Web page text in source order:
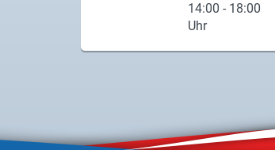
14:00 - 18:00
Uhr